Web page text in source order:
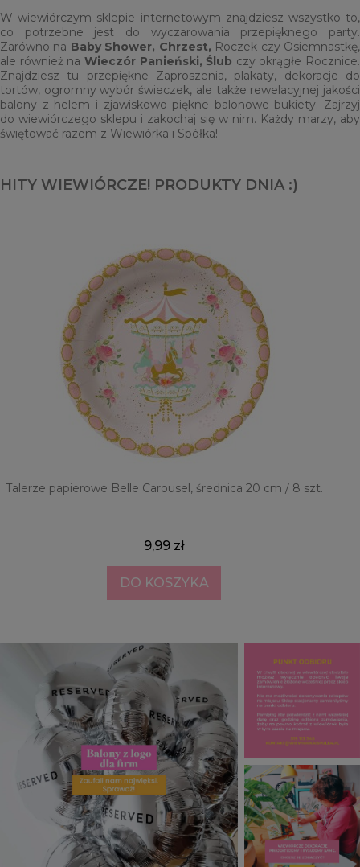
W wiewiórczym sklepie internetowym znajdziesz wszystko to,
co potrzebne jest do wyczarowania przepięknego party.
Zarówno na Baby Shower, Chrzest, Roczek czy Osiemnastkę,
ale również na Wieczór Panieński, Ślub czy okrągłe Rocznice.
Znajdziesz tu przepiękne Zaproszenia, plakaty, dekoracje do
tortów, ogromny wybór świeczek, ale także rewelacyjnej jakości
balony z helem i zjawiskowo piękne balonowe bukiety. Zajrzyj
do wiewiórczego sklepu i zakochaj się w nim. Każdy marzy, aby
świętować razem z Wiewiórka i Spółka!
HITY WIEWIÓRCZE! PRODUKTY DNIA :)
Talerze papierowe Belle Carousel, średnica 20 cm / 8 szt.
9,99 zł
DO KOSZYKA